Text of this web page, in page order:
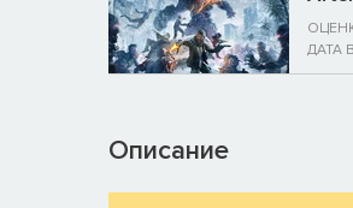
ДАТА
Описание